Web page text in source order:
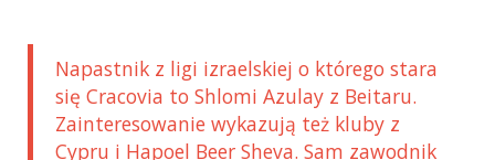
Napastnik z ligi izraelskiej o którego stara
się Cracovia to Shlomi Azulay z Beitaru.
Zainteresowanie wykazują też kluby z
Cypru i Hapoel Beer Sheva. Sam zawodnik